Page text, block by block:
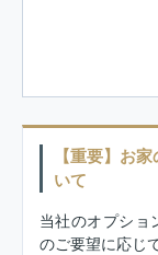
【重要】お
いて
当社のオプショ
のご要望に応じ